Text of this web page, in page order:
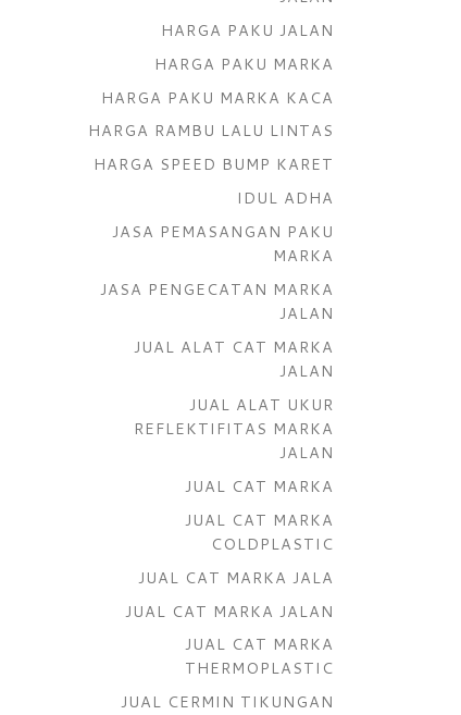
HARGA PAKU JALAN
HARGA PAKU MARKA
HARGA PAKU MARKA KACA
HARGA RAMBU LALU LINTAS
HARGA SPEED BUMP KARET
IDUL ADHA
JASA PEMASANGAN PAKU
MARKA
JASA PENGECATAN MARKA
JALAN
JUAL ALAT CAT MARKA
JALAN
JUAL ALAT UKUR
REFLEKTIFITAS MARKA
JALAN
JUAL CAT MARKA
JUAL CAT MARKA
COLDPLASTIC
JUAL CAT MARKA JALA
JUAL CAT MARKA JALAN
JUAL CAT MARKA
THERMOPLASTIC
JUAL CERMIN TIKUNGAN